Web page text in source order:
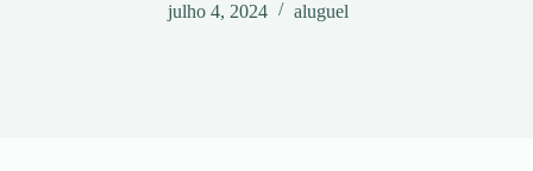
julho 4, 2024 aluguel